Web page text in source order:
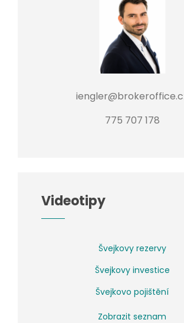
775 707 178
Videotipy
Švejkovy rezervy
Švejkovy investice
Švejkovo pojištění
Zobrazit seznam